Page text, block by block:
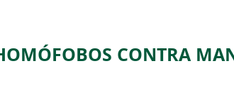
CONTRA